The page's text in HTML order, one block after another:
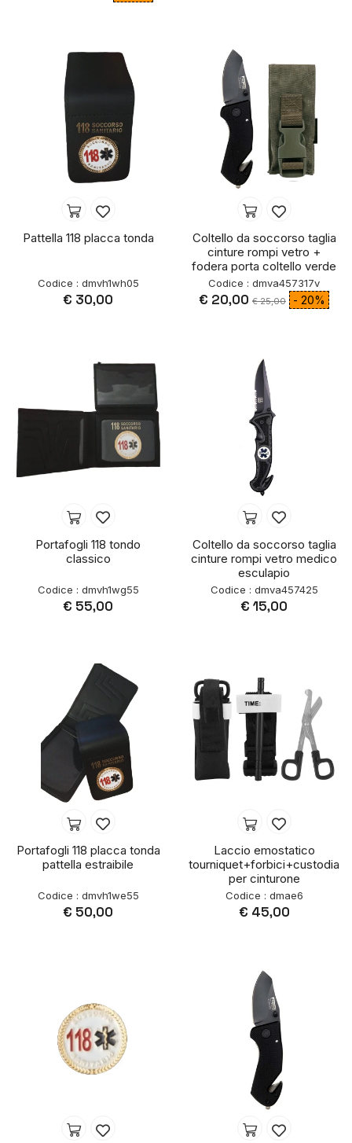
Pattella 118 placca tonda
Codice : dmvh1wh05
€ 30,00
Coltello da soccorso taglia
cinture rompi vetro +
fodera porta coltello verde
Codice : dmva457317v
€ 20,00 € 25,00 - 20%
Portafogli 118 tondo
classico
Codice : dmvh1wg55
€ 55,00
Coltello da soccorso taglia
cinture rompi vetro medico
esculapio
Codice : dmva457425
€ 15,00
Portafogli 118 placca tonda
pattella estraibile
Codice : dmvh1we55
€ 50,00
Laccio emostatico
tourniquet+forbici+custodia
per cinturone
Codice : dmae6
€ 45,00